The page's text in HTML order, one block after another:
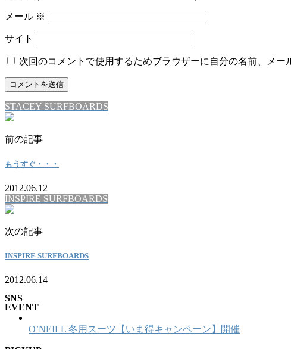
メール ※
サイト
次回のコメントで使用するためブラウザーに自分の名前、メー
STACEY SURFBOARDS
前の記事
もうすぐ・・・
2012.06.12
INSPIRE SURFBOARDS
次の記事
INSPIRE SURFBOARDS
2012.06.14
SNS
EVENT
O’NEILL 冬用スーツ【いま得キャンペーン】開催